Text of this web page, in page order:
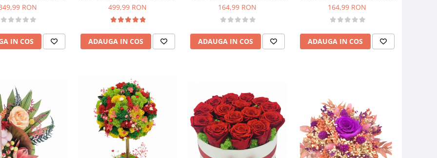
criogenate si
RON
IN COS
Eventissimi, Trandafiri
naturali stabilizati, Rosu/Alb
499,99 RON
ADAUGA IN COS
Inima cu licheni si trandafir
164,99 RON
ADAUGA IN COS
Inima cu licheni si trandafir
Multicolor
164,99 RON
ADAUGA IN COS